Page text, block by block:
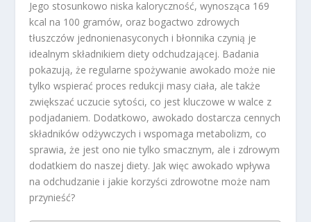
Jego stosunkowo niska kaloryczność, wynosząca 169
kcal na 100 gramów, oraz bogactwo zdrowych
tłuszczów jednonienasyconych i błonnika czynią je
idealnym składnikiem diety odchudzającej. Badania
pokazują, że regularne spożywanie awokado może nie
tylko wspierać proces redukcji masy ciała, ale także
zwiększać uczucie sytości, co jest kluczowe w walce z
podjadaniem. Dodatkowo, awokado dostarcza cennych
składników odżywczych i wspomaga metabolizm, co
sprawia, że jest ono nie tylko smacznym, ale i zdrowym
dodatkiem do naszej diety. Jak więc awokado wpływa
na odchudzanie i jakie korzyści zdrowotne może nam
przynieść?